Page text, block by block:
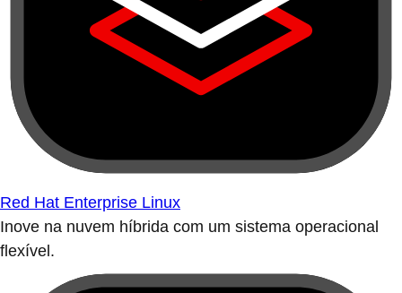
Red Hat Enterprise Linux
Inove na nuvem híbrida com um sistema operacional
flexível.